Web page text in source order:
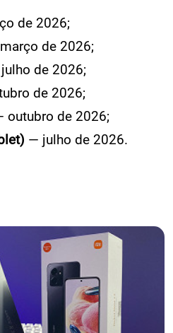
de 2026;
de 2026;
de 2026;
de 2026;
outubro de 2026;
— julho de 2026.